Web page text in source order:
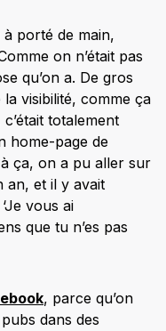
à porté de main,
on n’était pas
qu’on a. De gros
visibilité, comme ça
totalement
home-page de
ça, on a pu aller sur
an, et il y avait
vous ai
que tu n’es pas
, parce qu’on
dans des